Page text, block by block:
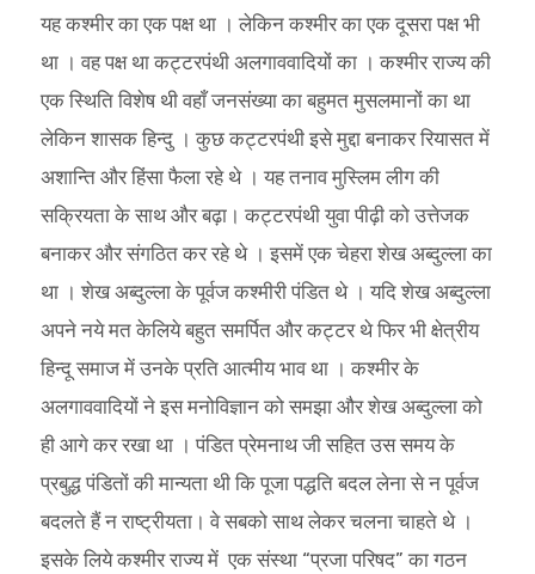
यह कश्मीर का एक पक्ष था । लेकिन कश्मीर का एक दूसरा पक्ष भी
था । वह पक्ष था कट्टरपंथी अलगाववादियों का । कश्मीर राज्य की
एक स्थिति विशेष थी वहाँ जनसंख्या का बहुमत मुसलमानों का था
लेकिन शासक हिन्दु । कुछ कट्टरपंथी इसे मुद्दा बनाकर रियासत में
अशान्ति और हिंसा फैला रहे थे । यह तनाव मुस्लिम लीग की
सक्रियता के साथ और बढ़ा। कट्टरपंथी युवा पीढ़ी को उत्तेजक
बनाकर और संगठित कर रहे थे । इसमें एक चेहरा शेख अब्दुल्ला का
था । शेख अब्दुल्ला के पूर्वज कश्मीरी पंडित थे । यदि शेख अब्दुल्ला
अपने नये मत केलिये बहुत समर्पित और कट्टर थे फिर भी क्षेत्रीय
हिन्दू समाज में उनके प्रति आत्मीय भाव था । कश्मीर के
अलगाववादियों ने इस मनोविज्ञान को समझा और शेख अब्दुल्ला को
ही आगे कर रखा था । पंडित प्रेमनाथ जी सहित उस समय के
प्रबुद्ध पंडितों की मान्यता थी कि पूजा पद्धति बदल लेना से न पूर्वज
बदलते हैं न राष्ट्रीयता। वे सबको साथ लेकर चलना चाहते थे ।
इसके लिये कश्मीर राज्य में एक संस्था “प्रजा परिषद” का गठन